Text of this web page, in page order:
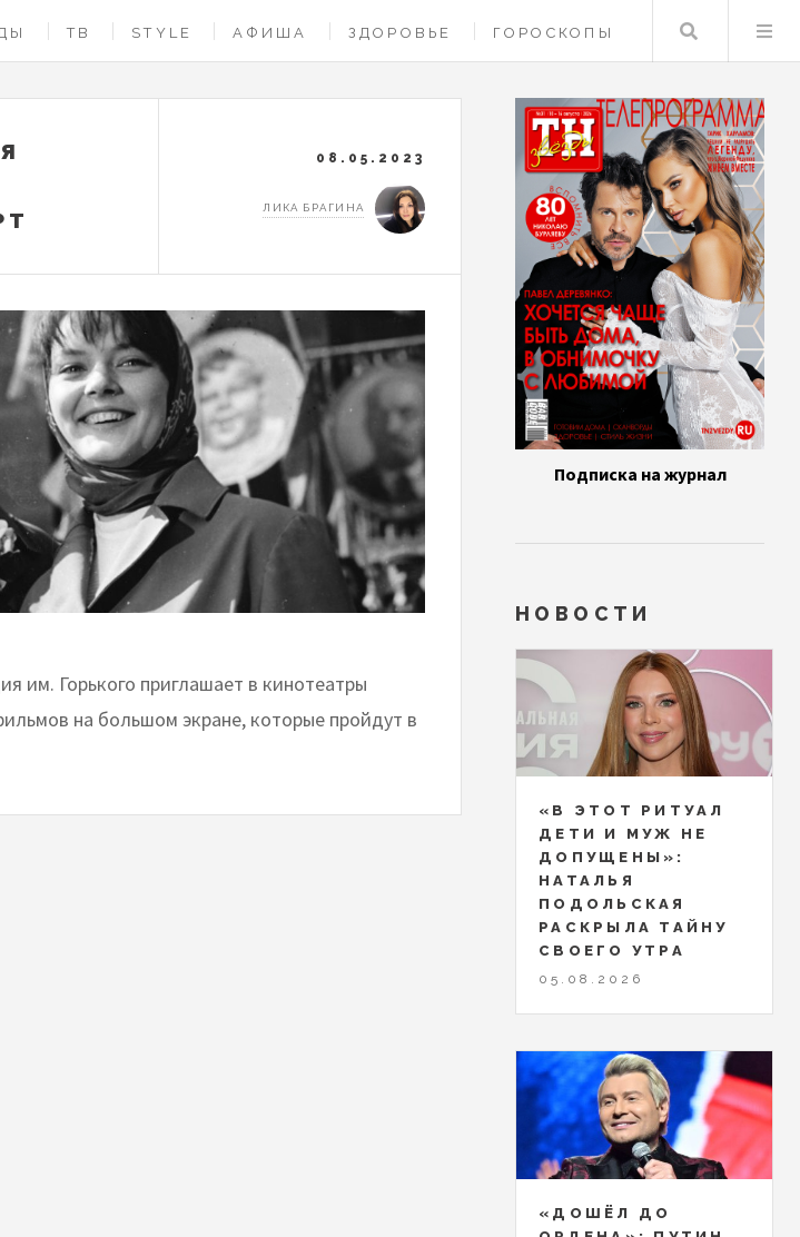
ТВ STYLE АФИША ЗДОРОВЬЕ ГОРОСКОПЫ Поиск
08.05.2023
ЛИКА БРАГИНА
им. Горького приглашает в кинотеатры
на большом экране, которые пройдут в
Подписка на журнал
НОВОСТИ
«В ЭТОТ РИТУАЛ
ДЕТИ И МУЖ НЕ
ДОПУЩЕНЫ»:
НАТАЛЬЯ
ПОДОЛЬСКАЯ
РАСКРЫЛА ТАЙНУ
СВОЕГО УТРА
05.08.2026
«ДОШЁЛ ДО